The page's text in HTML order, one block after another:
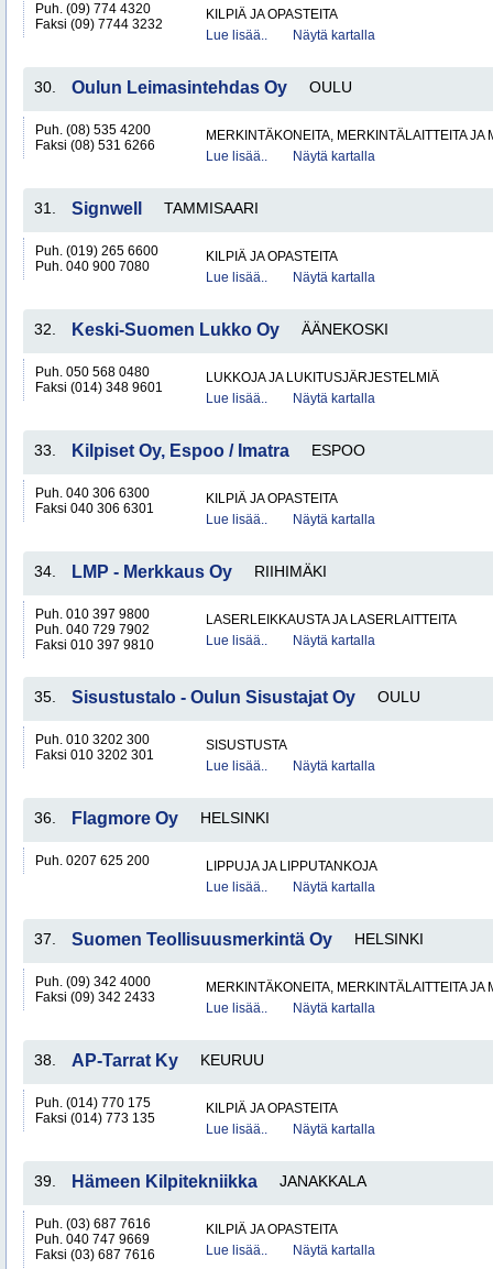
Puh. (09) 774 4320
Faksi (09) 7744 3232
KILPIÄ JA OPASTEITA
Lue lisää..
Näytä kartalla
30. Oulun Leimasintehdas Oy OULU
Puh. (08) 535 4200
Faksi (08) 531 6266
MERKINTÄKONEITA, MERKINTÄLAITTEITA JA
Lue lisää..
Näytä kartalla
31. Signwell TAMMISAARI
Puh. (019) 265 6600
Puh. 040 900 7080
KILPIÄ JA OPASTEITA
Lue lisää..
Näytä kartalla
32. Keski-Suomen Lukko Oy ÄÄNEKOSKI
Puh. 050 568 0480
Faksi (014) 348 9601
LUKKOJA JA LUKITUSJÄRJESTELMIÄ
Lue lisää..
Näytä kartalla
33. Kilpiset Oy, Espoo / Imatra ESPOO
Puh. 040 306 6300
Faksi 040 306 6301
KILPIÄ JA OPASTEITA
Lue lisää..
Näytä kartalla
34. LMP - Merkkaus Oy RIIHIMÄKI
Puh. 010 397 9800
Puh. 040 729 7902
Faksi 010 397 9810
LASERLEIKKAUSTA JA LASERLAITTEITA
Lue lisää..
Näytä kartalla
35. Sisustustalo - Oulun Sisustajat Oy OULU
Puh. 010 3202 300
Faksi 010 3202 301
SISUSTUSTA
Lue lisää..
Näytä kartalla
36. Flagmore Oy HELSINKI
Puh. 0207 625 200
LIPPUJA JA LIPPUTANKOJA
Lue lisää..
Näytä kartalla
37. Suomen Teollisuusmerkintä Oy HELSINKI
Puh. (09) 342 4000
Faksi (09) 342 2433
MERKINTÄKONEITA, MERKINTÄLAITTEITA JA
Lue lisää..
Näytä kartalla
38. AP-Tarrat Ky KEURUU
Puh. (014) 770 175
Faksi (014) 773 135
KILPIÄ JA OPASTEITA
Lue lisää..
Näytä kartalla
39. Hämeen Kilpitekniikka JANAKKALA
Puh. (03) 687 7616
Puh. 040 747 9669
Faksi (03) 687 7616
KILPIÄ JA OPASTEITA
Lue lisää..
Näytä kartalla